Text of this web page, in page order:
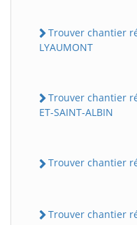
Trouver chantier
LYAUMONT
Trouver chantier
ET-SAINT-ALBIN
Trouver chantier
Trouver chantier